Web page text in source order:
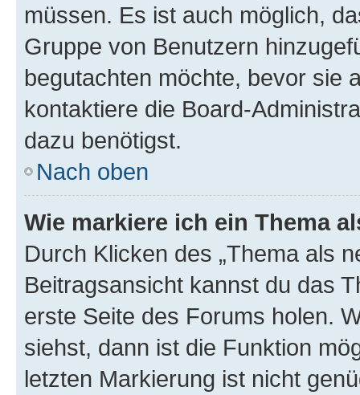
müssen. Es ist auch möglich,
Gruppe von Benutzern
begutachten möchte, bevor sie
kontaktiere die Board-
dazu benötigst.
Nach oben
Wie markiere ich ein Thema
Durch Klicken des „Thema als
Beitragsansicht kannst du das
erste Seite des Forums holen.
siehst, dann ist die Funktion
letzten Markierung ist nicht